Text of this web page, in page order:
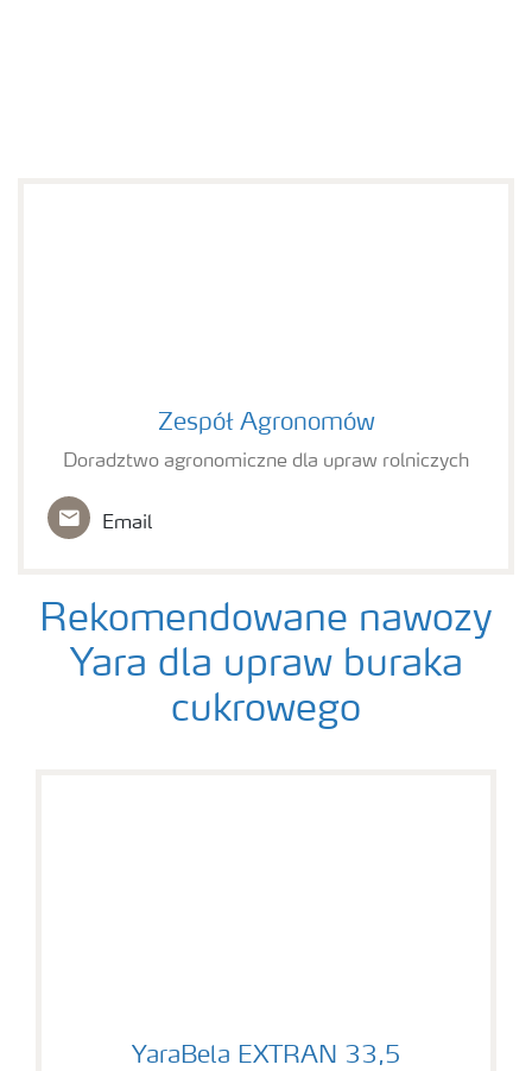
Zespół Agronomów
Doradztwo agronomiczne dla upraw rolniczych
Email
Rekomendowane nawozy
Yara dla upraw buraka
cukrowego
YaraBela EXTRAN 33,5